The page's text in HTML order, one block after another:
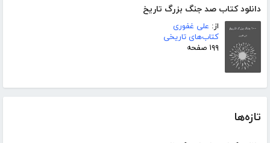
دانلود کتاب صد جنگ بزرگ تاریخ
از: علی غفوری
کتاب‌های تاریخی
۱۹۹ صفحه
تازه‌ها